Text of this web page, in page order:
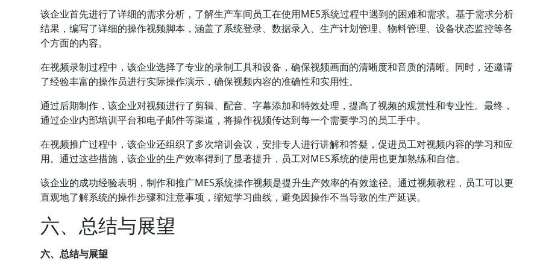
该企业首先进行了详细的需求分析，了解生产车间员工在使用MES系统过程中遇到的困难和需求。基于需求分析
结果，编写了详细的操作视频脚本，涵盖了系统登录、数据录入、生产计划管理、物料管理、设备状态监控等各
个方面的内容。
在视频录制过程中，该企业选择了专业的录制工具和设备，确保视频画面的清晰度和音质的清晰。同时，还邀请
了经验丰富的操作员进行实际操作演示，确保视频内容的准确性和实用性。
通过后期制作，该企业对视频进行了剪辑、配音、字幕添加和特效处理，提高了视频的观赏性和专业性。最终，
通过企业内部培训平台和电子邮件等渠道，将操作视频传达到每一个需要学习的员工手中。
在视频推广过程中，该企业还组织了多次培训会议，安排专人进行讲解和答疑，促进员工对视频内容的学习和应
用。通过这些措施，该企业的生产效率得到了显著提升，员工对MES系统的使用也更加熟练和自信。
该企业的成功经验表明，制作和推广MES系统操作视频是提升生产效率的有效途径。通过视频教程，员工可以更
直观地了解系统的操作步骤和注意事项，缩短学习曲线，避免因操作不当导致的生产延误。
六、总结与展望
六、总结与展望